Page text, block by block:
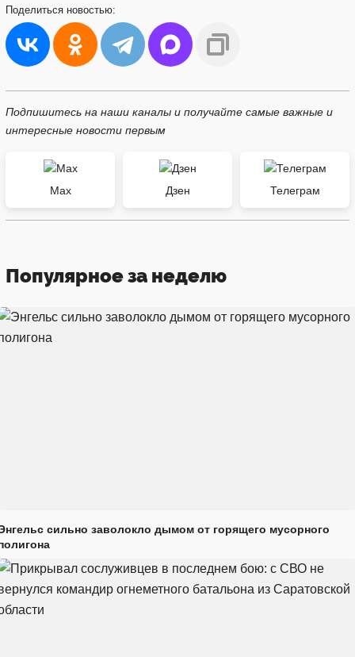
Поделиться новостью:
Подпишитесь на наши каналы и получайте самые важные и
интересные новости первым
Max Дзен Телеграм
Популярное за неделю
сильно заволокло дымом от горящего мусорного